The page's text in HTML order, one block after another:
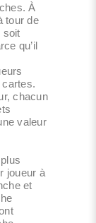
À
tour de
soit
qu’il
cartes.
chacun
valeur
joueur à
et